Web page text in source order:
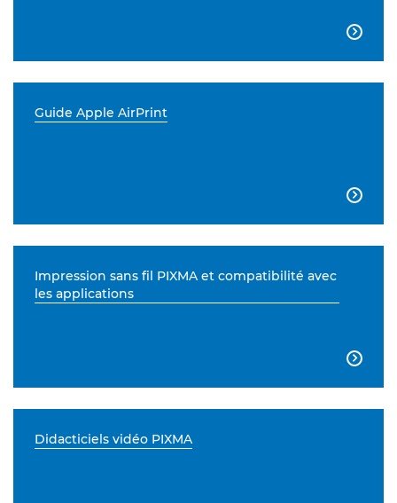

Guide Apple AirPrint

Impression sans fil PIXMA et compatibilité avec
les applications

Didacticiels vidéo PIXMA